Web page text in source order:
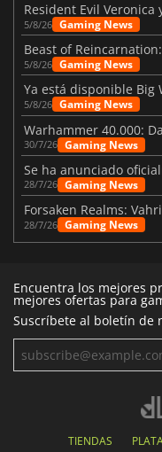
5/8/26 Gaming News
5/8/26 Gaming News
5/8/26 Gaming News
30/7/26 Gaming News
28/7/26 Gaming News
28/7/26 Gaming News
Encuentra los mejores
mejores ofertas para
Suscríbete al boletín de
TIENDAS